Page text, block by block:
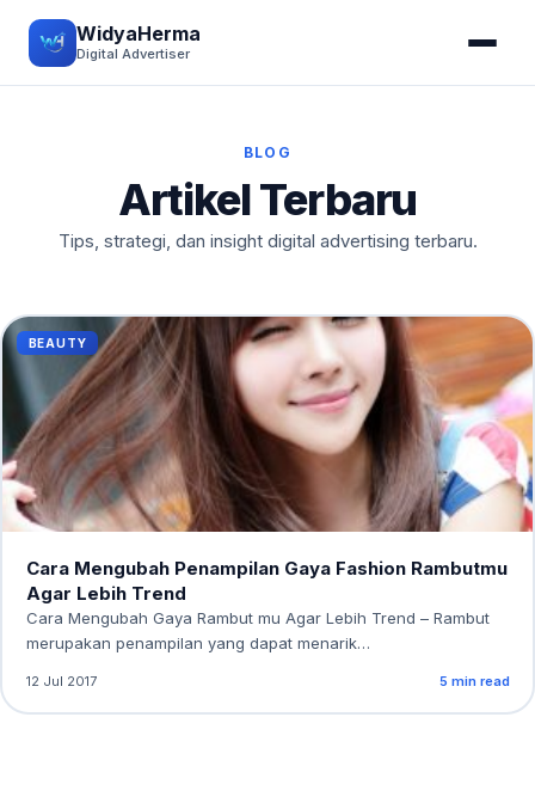
WidyaHerma
Digital Advertiser
BLOG
Artikel Terbaru
Tips, strategi, dan insight digital advertising terbaru.
BEAUTY
Cara Mengubah Penampilan Gaya Fashion Rambutmu
Agar Lebih Trend
Cara Mengubah Gaya Rambut mu Agar Lebih Trend – Rambut
merupakan penampilan yang dapat menarik…
12 Jul 2017 5 min read